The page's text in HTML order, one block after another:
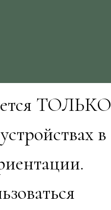
ТОЛЬКО
в